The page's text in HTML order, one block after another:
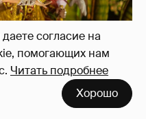
согласие на
помогающих нам
Читать подробнее
Хорошо